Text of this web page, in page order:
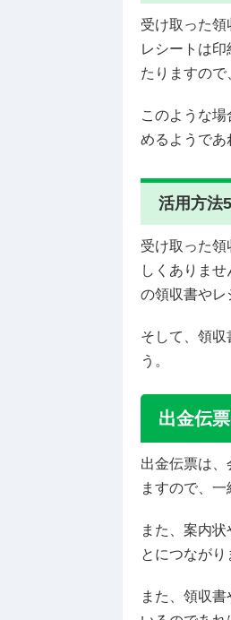
受け取った
レシートは
たりますので
このような
めるようであ
活用方法
受け取った
しくありま
の領収書やレ
そして、領
う。
出金伝
出金伝票は
ますので、
また、案内
とにつながり
また、領収